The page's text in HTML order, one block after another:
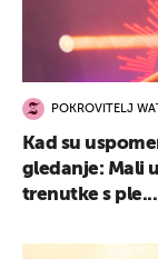
POKROVITELJ
Kad su
gledanje: Mali
trenutke s ple...